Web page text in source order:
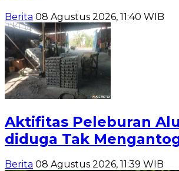
Berita 08 Agustus 2026, 11:40 WIB
Aktifitas Peleburan
diduga Tak
Berita 08 Agustus 2026, 11:39 WIB